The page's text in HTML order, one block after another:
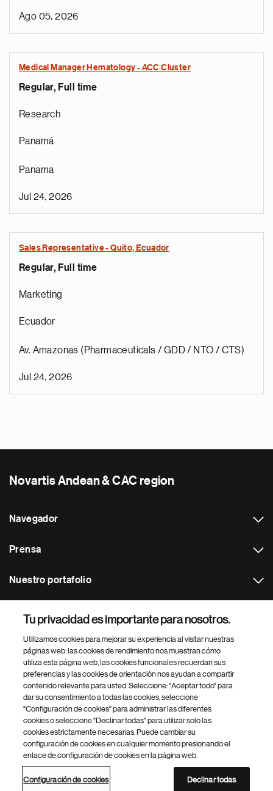
Ago 05, 2026
Medical Manager Hematology - ACC Cluster
Regular, Full time
Research
Panamá
Panama
Jul 24, 2026
Sales Representative - Quito, Ecuador
Regular, Full time
Marketing
Ecuador
Av. Amazonas (Pharmaceuticals / GDD / NTO / CTS)
Jul 24, 2026
Novartis Andean & CAC region
Navegador
Prensa
Nuestro portafolio
Footer Site Search
inferior
del
© 2026 Novartis AG
Política de privacidad Términos de uso
Accesibilidad
Configuración de cookies
Mapa del sitio
Tu privacidad es importante para nosotros.
Utilizamos cookies para mejorar su experiencia al visitar nuestras
páginas web: las cookies de rendimiento nos muestran cómo
utiliza esta página web, las cookies funcionales recuerdan sus
preferencias y las cookies de orientación nos ayudan a compartir
contenido relevante para usted. Seleccione: "Aceptar todo" para
dar su consentimiento a todas las cookies, seleccione
"Configuración de cookies" para administrar las diferentes
cookies o seleccione "Declinar todas" para utilizar solo las
cookies estrictamente necesarias. Puede cambiar su
configuración de cookies en cualquier momento presionando el
enlace de configuración de cookies en la página web.
Configuración de cookies Declinar todas